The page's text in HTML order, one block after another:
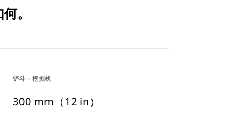
。
铲斗 - 挖掘机
300 mm（12 in）